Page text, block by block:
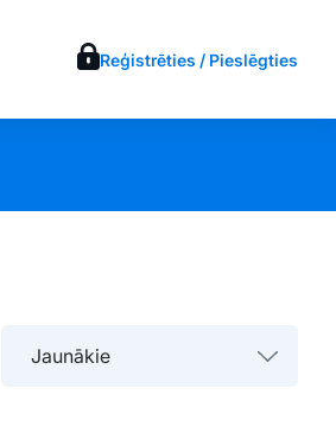
Reģistrēties / Pieslēgties
Jaunākie